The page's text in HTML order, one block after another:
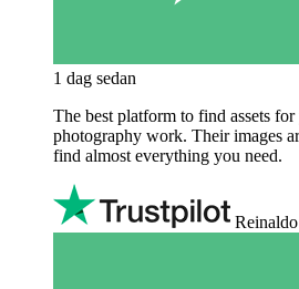
1 dag sedan
The best platform to find assets
photography work. Their images
find almost everything you need.